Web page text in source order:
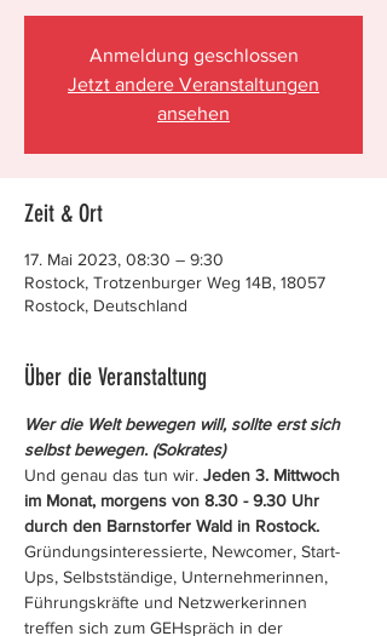
Anmeldung geschlossen
Jetzt andere Veranstaltungen
ansehen
Zeit & Ort
17. Mai 2023, 08:30 – 9:30
Rostock, Trotzenburger Weg 14B, 18057
Rostock, Deutschland
Über die Veranstaltung
Wer die Welt bewegen will, sollte erst sich
selbst bewegen. (Sokrates)
Und genau das tun wir. Jeden 3. Mittwoch
im Monat, morgens von 8.30 - 9.30 Uhr
durch den Barnstorfer Wald in Rostock.
Gründungsinteressierte, Newcomer, Start-
Ups, Selbstständige, Unternehmerinnen,
Führungskräfte und Netzwerkerinnen
treffen sich zum GEHspräch in der